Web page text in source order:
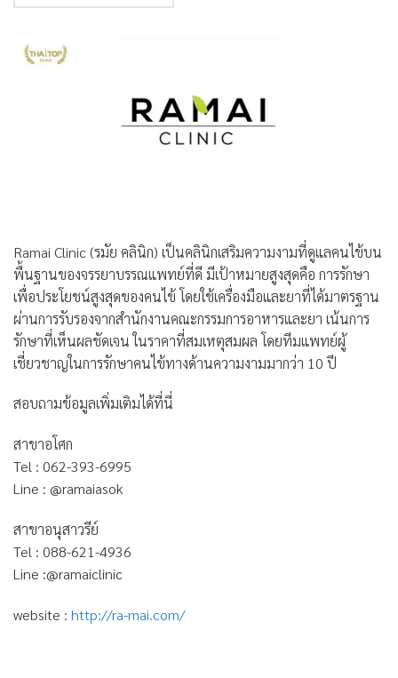
Ramai Clinic (รมัย คลินิก) เป็นคลินิกเสริมความงามที่ดูแลคนไข้บน
พื้นฐานของจรรยาบรรณแพทย์ที่ดี มีเป้าหมายสูงสุดคือ การรักษา
เพื่อประโยชน์สูงสุดของคนไข้ โดยใช้เครื่องมือและยาที่ได้มาตรฐาน
ผ่านการรับรองจากสำนักงานคณะกรรมการอาหารและยา เน้นการ
รักษาที่เห็นผลชัดเจน ในราคาที่สมเหตุสมผล โดยทีมแพทย์ผู้
เชี่ยวชาญในการรักษาคนไข้ทางด้านความงามมากว่า 10 ปี
สอบถามข้อมูลเพิ่มเติมได้ที่นี่
สาขาอโศก
Tel : 062-393-6995
Line : @ramaiasok
สาขาอนุสาวรีย์
Tel : 088-621-4936
Line :@ramaiclinic
website : http://ra-mai.com/